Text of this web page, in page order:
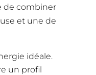
de combiner
et une de
idéale.
un profil